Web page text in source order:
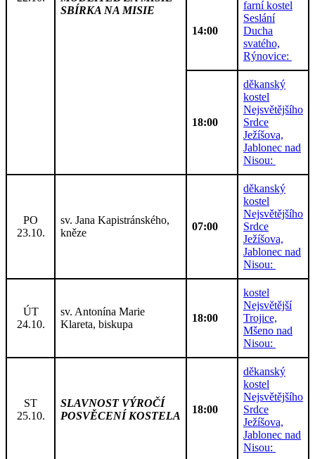
SBÍRKA NA MISIE
14:00
farní kostel
Seslání
Ducha
svatého,
Rýnovice:
18:00
děkanský
kostel
Nejsvětějšího
Srdce
Ježíšova,
Jablonec nad
Nisou:
PO
23.10.
sv. Jana Kapistránského,
kněze
07:00
děkanský
kostel
Nejsvětějšího
Srdce
Ježíšova,
Jablonec nad
Nisou:
ÚT
24.10.
sv. Antonína Marie
Klareta, biskupa
18:00
kostel
Nejsvětější
Trojice,
Mšeno nad
Nisou:
ST
25.10.
SLAVNOST VÝROČÍ
POSVĚCENÍ KOSTELA
18:00
děkanský
kostel
Nejsvětějšího
Srdce
Ježíšova,
Jablonec nad
Nisou: